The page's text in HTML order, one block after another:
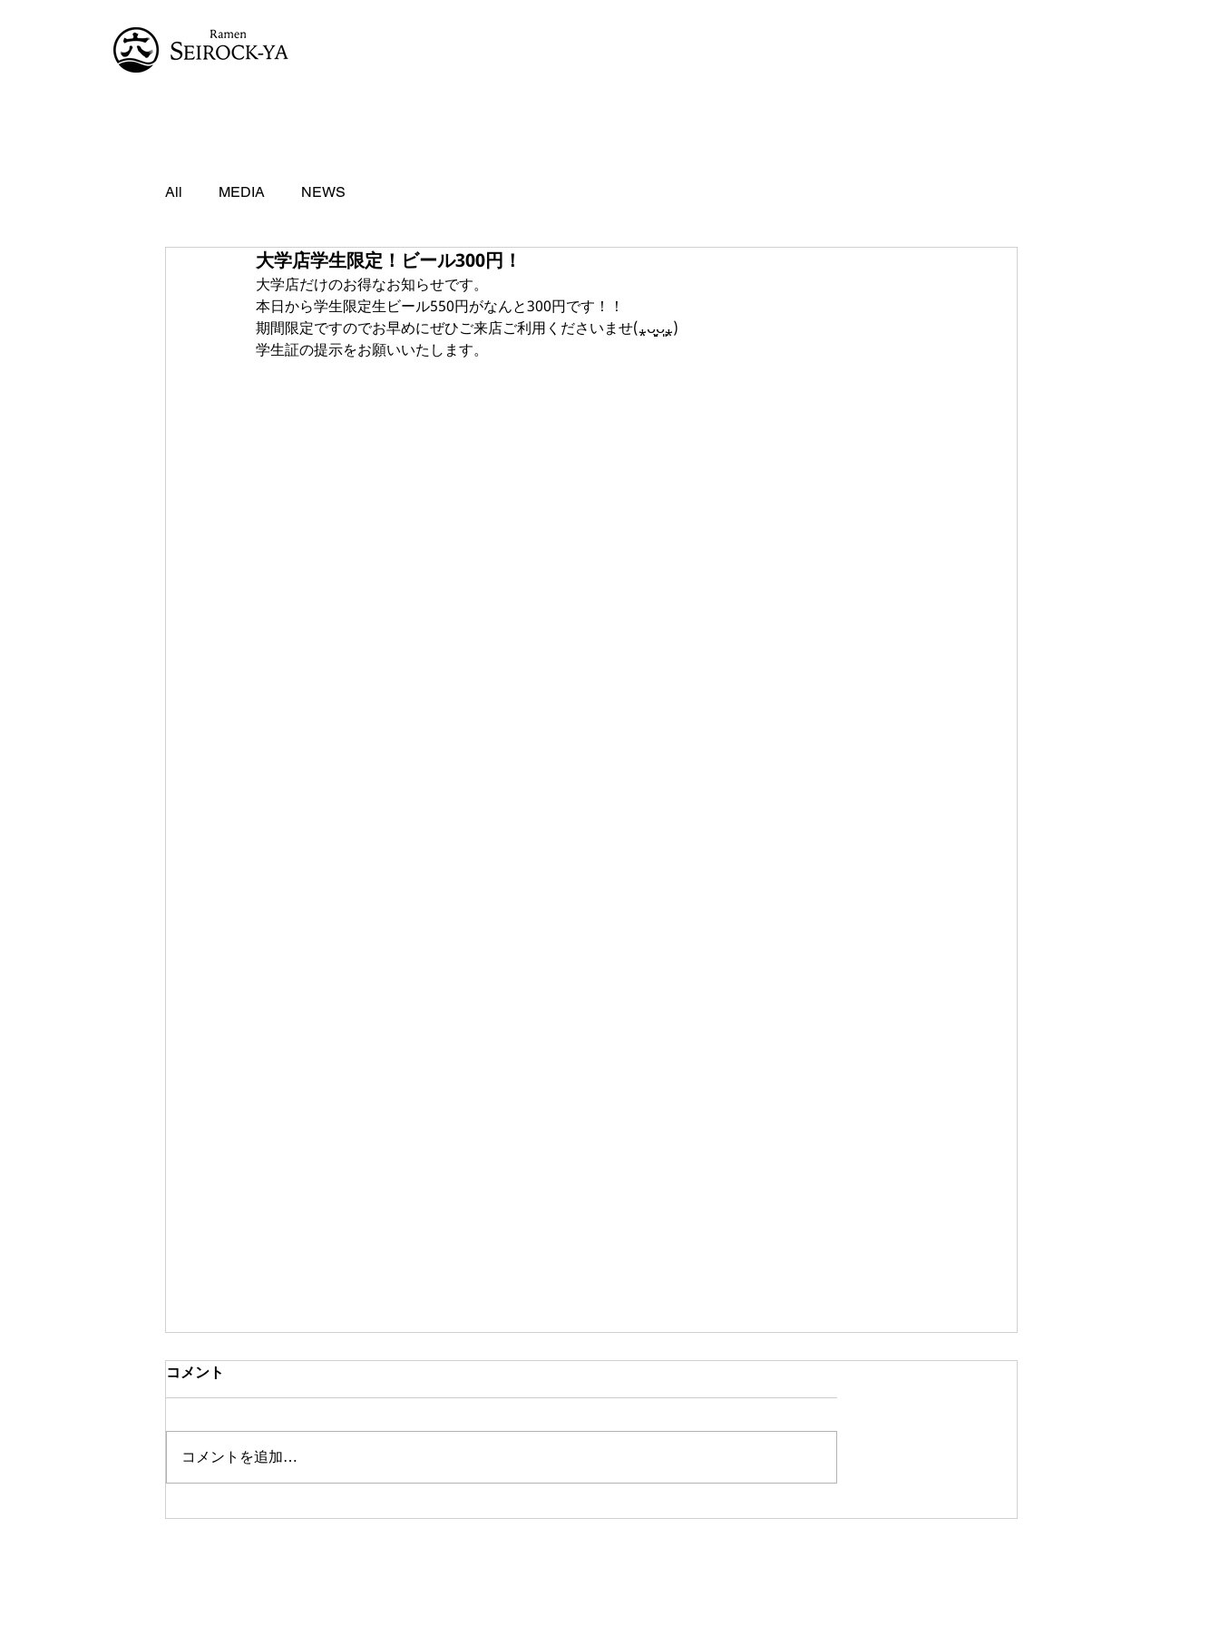
All MEDIA NEWS
大学店学生限定！ビール300円！
大学店だけのお得なお知らせです。
本日から学生限定生ビール550円がなんと300円です！！
期間限定ですのでお早めにぜひご来店ご利用くださいませ(⁎ᴗ͈ˬᴗ͈⁎)
学生証の提示をお願いいたします。
コメント
コメントを追加…